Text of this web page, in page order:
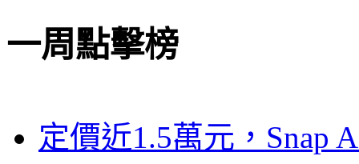
一周點擊榜
定價近1.5萬元，Snap